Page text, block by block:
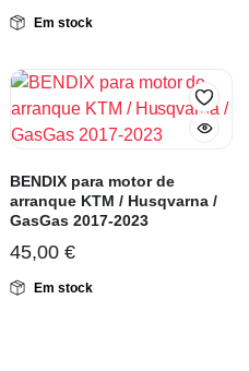
Em stock
BENDIX para motor de
arranque KTM / Husqvarna /
GasGas 2017-2023
45,00 €
Em stock